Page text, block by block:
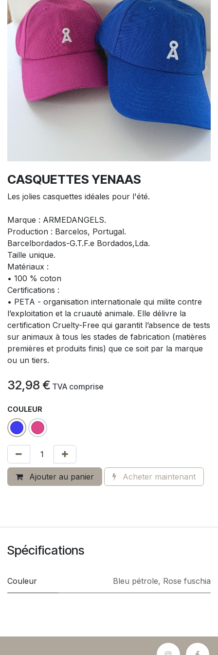
CASQUETTES YENAAS
Les jolies casquettes idéales pour l'été.
Marque : ARMEDANGELS.
Production : Barcelos, Portugal.
Barcelbordados-G.T.F.e Bordados,Lda.
Taille unique.
Matériaux :
• 100 % coton
Certifications :
• PETA - organisation internationale qui milite contre
l’exploitation et la cruauté animale. Elle délivre la
certification Cruelty-Free qui garantit l’absence de tests
sur animaux à tous les stades de fabrication (matières
premières et produits finis) que ce soit par la marque
ou un tiers.
32,98 € TVA comprise
COULEUR
Ajouter au panier Acheter maintenant
Spécifications
Couleur Bleu pétrole, Rose fuschia